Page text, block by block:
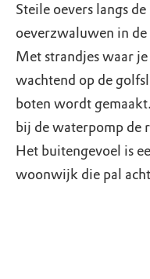
Steile oevers langs
oeverzwaluwen in
Met strandjes waar
wachtend op de
boten wordt
bij de waterpomp de
Het buitengevoel is
woonwijk die pal